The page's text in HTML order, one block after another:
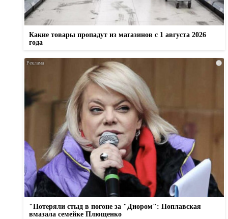
Какие товары пропадут из магазинов с 1 августа 2026
года
i
"Потеряли стыд в погоне за "Диором": Поплавская
вмазала семейке Плющенко